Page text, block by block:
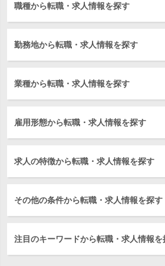
職種から転職・求人情報を探す
勤務地から転職・求人情報を探す
業種から転職・求人情報を探す
雇用形態から転職・求人情報を探す
求人の特徴から転職・求人情報を探す
その他の条件から転職・求人情報を探す
注目のキーワードから転職・求人情報を